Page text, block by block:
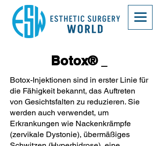
Botox®
Botox-Injektionen sind in erster Linie für
die Fähigkeit bekannt, das Auftreten
von Gesichtsfalten zu reduzieren. Sie
werden auch verwendet, um
Erkrankungen wie Nackenkrämpfe
(zervikale Dystonie), übermäßiges